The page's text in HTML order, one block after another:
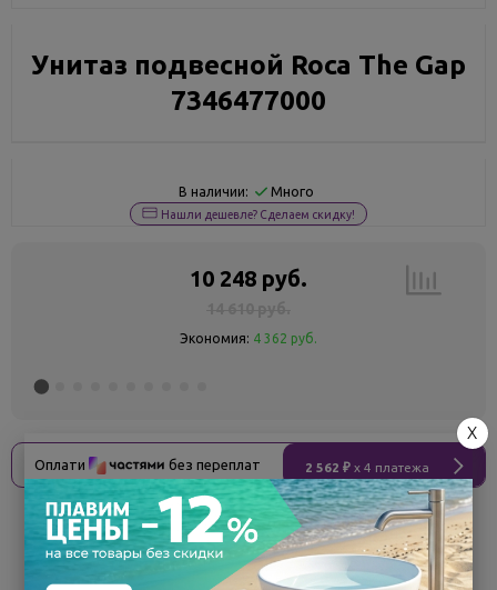
Унитаз подвесной Roca The Gap
7346477000
В наличии: Много
Нашли дешевле? Сделаем скидку!
10 248 руб.
Экономия: 4 362 руб.
Оплати без переплат 2 562 ₽ x 4 платежа
Поделиться
X